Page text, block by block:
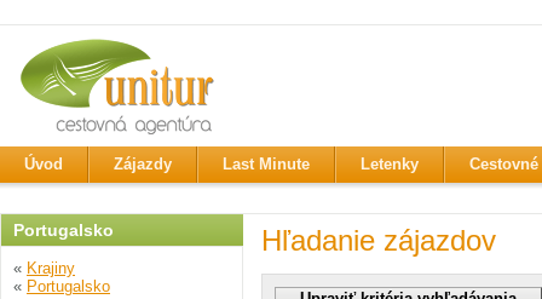
Úvod Zájazdy Last Minute Letenky
Portugalsko
« Krajiny
« Portugalsko
Hľadanie zájazdov